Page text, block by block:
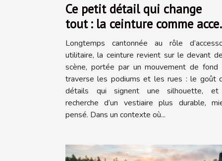
Ce petit détail qui change
tout : la ceinture comme
mode
Longtemps cantonnée au rôle
utilitaire, la ceinture revient sur le devant
scène, portée par un mouvement de fond
traverse les podiums et les rues : le goût
détails qui signent une silhouette,
recherche d’un vestiaire plus durable,
pensé. Dans un contexte où...